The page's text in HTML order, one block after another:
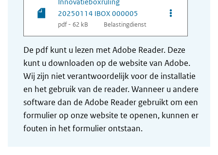
20250114 IBOX 000005
pdf - 62 kB Belastingdienst
Opties van
De pdf kunt u lezen met Adobe Reader. Deze
kunt u downloaden op de website van Adobe.
Wij zijn niet verantwoordelijk voor de installatie
en het gebruik van de reader. Wanneer u andere
software dan de Adobe Reader gebruikt om een
formulier op onze website te openen, kunnen er
fouten in het formulier ontstaan.